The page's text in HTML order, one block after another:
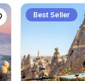
Best Seller